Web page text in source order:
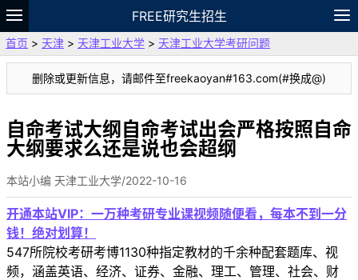
FREE研究生招生
题库
故事 专题 APP 笔记
论坛
VIP
资料
首页 > 天津 > 天津工业大学 > 天津工业大学考研问题
删除或更新信息，请邮件至freekaoyan#163.com(#换成@)
自命考试大纲自命考试出会严格按照自命
大纲要求么还是说也会超纲
本站小编 天津工业大学/2022-10-16
开通本站VIP：一万种考研专业课视频随便看，每本不到一分
钱！绝对划算！
547所院校考研考博1130种指定教材的千余种配套题库、视
频，涵盖英语、经济、证券、金融、理工、管理、社会、财